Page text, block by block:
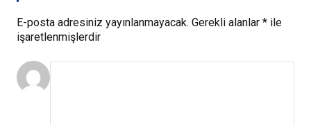
E-posta adresiniz yayınlanmayacak. Gerekli alanlar * ile
işaretlenmişlerdir